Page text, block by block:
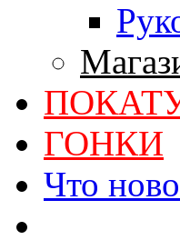
ГОНКИ
Что